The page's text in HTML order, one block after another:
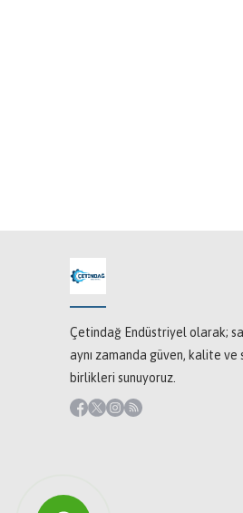
Çetindağ Endüstriyel olarak;
aynı zamanda güven, kalite ve
birlikleri sunuyoruz.